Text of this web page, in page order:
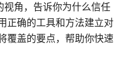
角，告诉你为什么信任
正确的工具和方法建立对
覆盖的要点，帮助你快速